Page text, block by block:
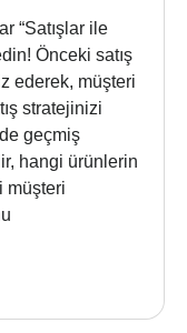
“Satışlar ile
Önceki satış
ederek, müşteri
stratejinizi
geçmiş
hangi ürünlerin
müşteri